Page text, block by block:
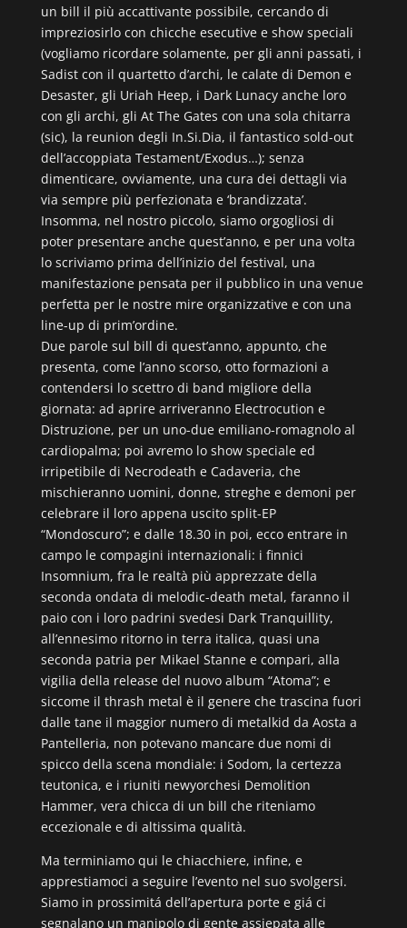
un bill il più accattivante possibile, cercando di
impreziosirlo con chicche esecutive e show speciali
(vogliamo ricordare solamente, per gli anni passati, i
Sadist con il quartetto d’archi, le calate di Demon e
Desaster, gli Uriah Heep, i Dark Lunacy anche loro
con gli archi, gli At The Gates con una sola chitarra
(sic), la reunion degli In.Si.Dia, il fantastico sold-out
dell’accoppiata Testament/Exodus…); senza
dimenticare, ovviamente, una cura dei dettagli via
via sempre più perfezionata e ‘brandizzata’.
Insomma, nel nostro piccolo, siamo orgogliosi di
poter presentare anche quest’anno, e per una volta
lo scriviamo prima dell’inizio del festival, una
manifestazione pensata per il pubblico in una venue
perfetta per le nostre mire organizzative e con una
line-up di prim’ordine.
Due parole sul bill di quest’anno, appunto, che
presenta, come l’anno scorso, otto formazioni a
contendersi lo scettro di band migliore della
giornata: ad aprire arriveranno Electrocution e
Distruzione, per un uno-due emiliano-romagnolo al
cardiopalma; poi avremo lo show speciale ed
irripetibile di Necrodeath e Cadaveria, che
mischieranno uomini, donne, streghe e demoni per
celebrare il loro appena uscito split-EP
“Mondoscuro”; e dalle 18.30 in poi, ecco entrare in
campo le compagini internazionali: i finnici
Insomnium, fra le realtà più apprezzate della
seconda ondata di melodic-death metal, faranno il
paio con i loro padrini svedesi Dark Tranquillity,
all’ennesimo ritorno in terra italica, quasi una
seconda patria per Mikael Stanne e compari, alla
vigilia della release del nuovo album “Atoma”; e
siccome il thrash metal è il genere che trascina fuori
dalle tane il maggior numero di metalkid da Aosta a
Pantelleria, non potevano mancare due nomi di
spicco della scena mondiale: i Sodom, la certezza
teutonica, e i riuniti newyorchesi Demolition
Hammer, vera chicca di un bill che riteniamo
eccezionale e di altissima qualità.
Ma terminiamo qui le chiacchiere, infine, e
apprestiamoci a seguire l’evento nel suo svolgersi.
Siamo in prossimitá dell’apertura porte e giá ci
segnalano un manipolo di gente assiepata alle